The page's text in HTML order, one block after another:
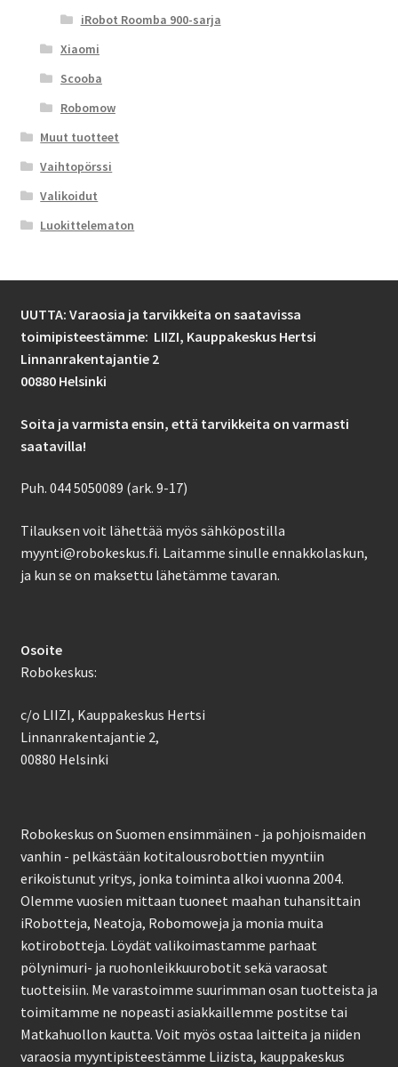
iRobot Roomba 900-sarja
Xiaomi
Scooba
Robomow
Muut tuotteet
Vaihtopörssi
Valikoidut
Luokittelematon
UUTTA: Varaosia ja tarvikkeita on saatavissa
toimipisteestämme: LIIZI, Kauppakeskus Hertsi
Linnanrakentajantie 2
00880 Helsinki
Soita ja varmista ensin, että tarvikkeita on varmasti
saatavilla!
Puh. 044 5050089 (ark. 9-17)
Tilauksen voit lähettää myös sähköpostilla
myynti@robokeskus.fi. Laitamme sinulle ennakkolaskun,
ja kun se on maksettu lähetämme tavaran.
Osoite
Robokeskus:
c/o LIIZI, Kauppakeskus Hertsi
Linnanrakentajantie 2,
00880 Helsinki
Robokeskus on Suomen ensimmäinen - ja pohjoismaiden
vanhin - pelkästään kotitalousrobottien myyntiin
erikoistunut yritys, jonka toiminta alkoi vuonna 2004.
Olemme vuosien mittaan tuoneet maahan tuhansittain
iRobotteja, Neatoja, Robomoweja ja monia muita
kotirobotteja. Löydät valikoimastamme parhaat
pölynimuri- ja ruohonleikkuurobotit sekä varaosat
tuotteisiin. Me varastoimme suurimman osan tuotteista ja
toimitamme ne nopeasti asiakkaillemme postitse tai
Matkahuollon kautta. Voit myös ostaa laitteita ja niiden
varaosia myyntipisteestämme Liizista, kauppakeskus